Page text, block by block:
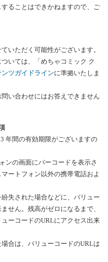
ることはできかねますので、ご
いただく可能性がございます。
いては、「めちゃコミック ク
ンツガイドラインに準拠いたしま
い合わせにはお答えできません
年間の有効期限がございますの
ンの画面にバーコードを表示さ
ートフォン以外の携帯電話およ
失された場合などに、バリュー
せん。残高がゼロになるまで、
ーコードのURLにアクセス出来
合は、バリューコードのURLは